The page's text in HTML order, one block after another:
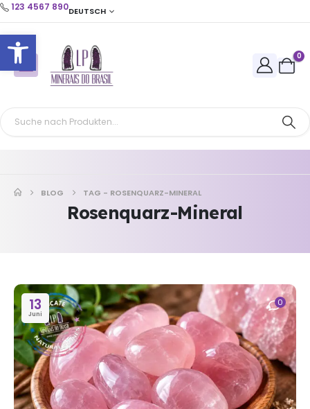
Open toolbar
123 4567 890DEUTSCH
0
BLOG TAG - ROSENQUARZ-MINERAL
Rosenquarz-Mineral
13
Juni
0